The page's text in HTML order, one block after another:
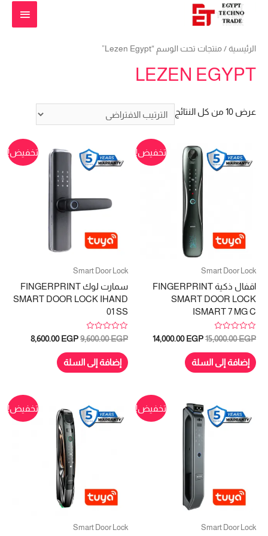
الرئيسية / منتجات تحت الوسم “Lezen Egypt”
LEZEN EGYPT
عرض ⁦10⁩ من كل النتائج
تخفيض!
Smart Door Lock
اقفال ذكية FINGERPRINT
SMART DOOR LOCK
ISMART 7 MG C
تم
التقييم
من
5
15,000.00EGP
السعر
هو:
15,000.00 EGP.
14,000.00 EGP
السعر
14,000.00 EGP.
إضافة إلى السلة
تخفيض!
Smart Door Lock
سمارت لوك FINGERPRINT
SMART DOOR LOCK IHAND
01 SS
تم
التقييم
من
5
9,600.00EGP
السعر
هو:
9,600.00 EGP.
8,600.00 EGP
السعر
إضافة إلى السلة
تخفيض!
Smart Door Lock
تخفيض!
Smart Door Lock